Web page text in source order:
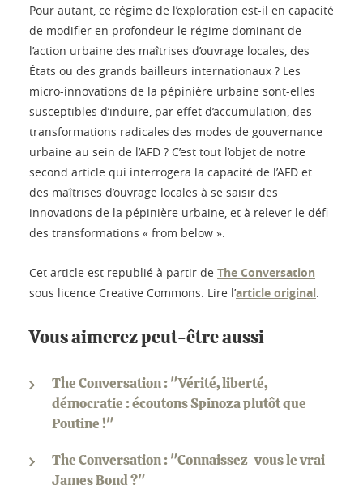
Pour autant, ce régime de l’exploration est-il en capacité
de modifier en profondeur le régime dominant de
l’action urbaine des maîtrises d’ouvrage locales, des
États ou des grands bailleurs internationaux ? Les
micro-innovations de la pépinière urbaine sont-elles
susceptibles d’induire, par effet d’accumulation, des
transformations radicales des modes de gouvernance
urbaine au sein de l’AFD ? C’est tout l’objet de notre
second article qui interrogera la capacité de l’AFD et
des maîtrises d’ouvrage locales à se saisir des
innovations de la pépinière urbaine, et à relever le défi
des transformations « from below ».
Cet article est republié à partir de The Conversation
sous licence Creative Commons. Lire l’article original.
Vous aimerez peut-être aussi
The Conversation : "Vérité, liberté,
démocratie : écoutons Spinoza plutôt que
Poutine !"
The Conversation : "Connaissez-vous le vrai
James Bond ?"